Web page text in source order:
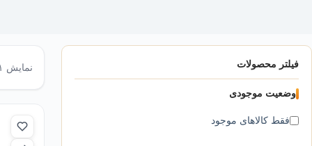
فیلتر محصولات
وضعیت موجودی
فقط کالاهای موجود
نمایش ۱–۲۵ از ۲۰۷ نتیجه